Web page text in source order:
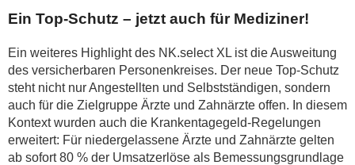
Ein Top-Schutz – jetzt auch für Mediziner!
Ein weiteres Highlight des NK.select XL ist die Ausweitung
des versicherbaren Personenkreises. Der neue Top-Schutz
steht nicht nur Angestellten und Selbstständigen, sondern
auch für die Zielgruppe Ärzte und Zahnärzte offen. In diesem
Kontext wurden auch die Krankentagegeld-Regelungen
erweitert: Für niedergelassene Ärzte und Zahnärzte gelten
ab sofort 80 % der Umsatzerlöse als Bemessungsgrundlage